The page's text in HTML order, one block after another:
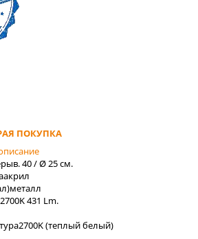
ПОКУПКА
в. 40 / Ø 25 см.
акрил
металл
431 Lm.
2700K (теплый белый)